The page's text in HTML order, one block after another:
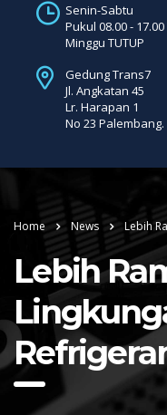
Senin-Sabtu
Pukul 08.00 - 17.00
Minggu TUTUP
Gedung Trans7
Jl. Angkatan 45
Lr. Harapan 1
No 23 Palembang.
Home News Lebih
Lebih